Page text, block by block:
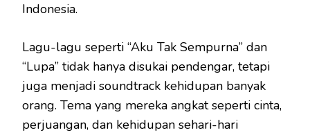
Indonesia.
Lagu-lagu seperti “Aku Tak Sempurna” dan
“Lupa” tidak hanya disukai pendengar, tetapi
juga menjadi soundtrack kehidupan banyak
orang. Tema yang mereka angkat seperti cinta,
perjuangan, dan kehidupan sehari-hari